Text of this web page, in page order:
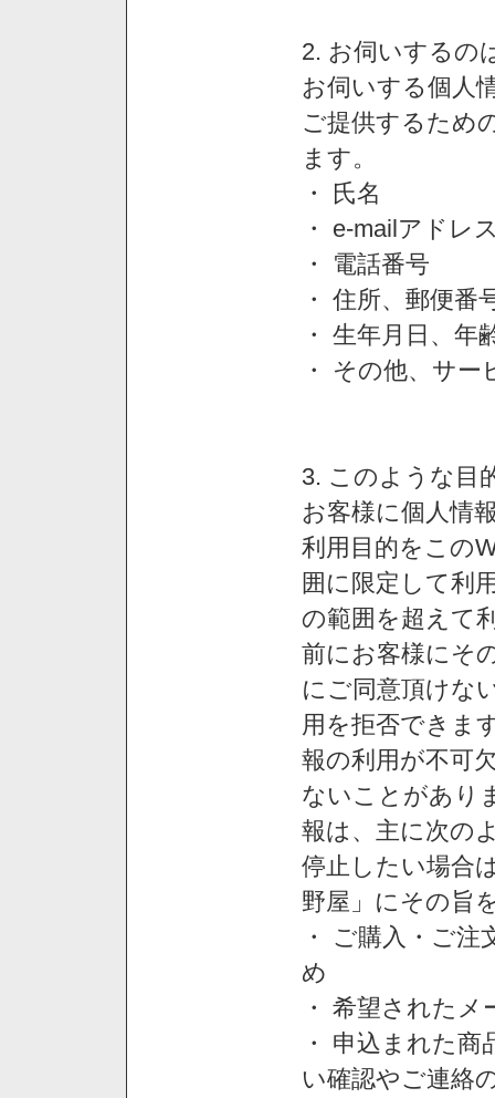
2. お伺いするの
お伺いする個人
ご提供するため
ます。
・ 氏名
・ e-mailアドレ
・ 電話番号
・ 住所、郵便番
・ 生年月日、年
・ その他、サ
3. このような目
お客様に個人情
利用目的をこの
囲に限定して利
の範囲を超えて
前にお客様にそ
にご同意頂けな
用を拒否できま
報の利用が不可
ないことがあり
報は、主に次の
停止したい場合
野屋」にその旨
・ ご購入・ご
め
・ 希望された
・ 申込まれた
い確認やご連絡